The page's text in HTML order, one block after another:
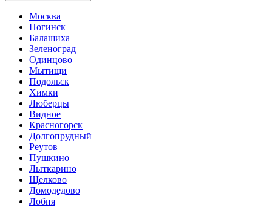
Москва
Ногинск
Балашиха
Зеленоград
Одинцово
Мытищи
Подольск
Химки
Люберцы
Видное
Красногорск
Долгопрудный
Реутов
Пушкино
Лыткарино
Щелково
Домодедово
Лобня